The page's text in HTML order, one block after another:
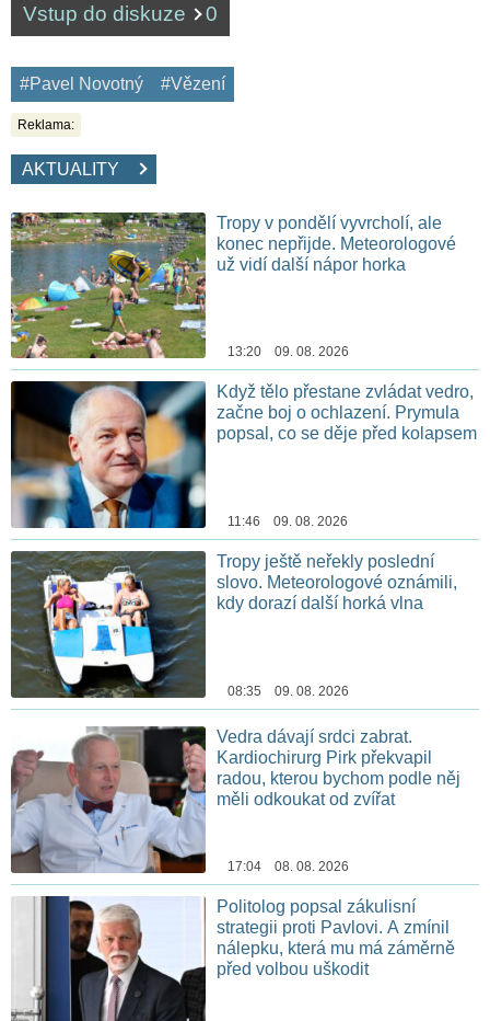
Vstup do diskuze 0
#Pavel Novotný #Vězení
Reklama:
AKTUALITY
Tropy v pondělí vyvrcholí, ale
konec nepřijde. Meteorologové
už vidí další nápor horka
13:20 09. 08. 2026
Když tělo přestane zvládat vedro,
začne boj o ochlazení. Prymula
popsal, co se děje před kolapsem
11:46 09. 08. 2026
Tropy ještě neřekly poslední
slovo. Meteorologové oznámili,
kdy dorazí další horká vlna
08:35 09. 08. 2026
Vedra dávají srdci zabrat.
Kardiochirurg Pirk překvapil
radou, kterou bychom podle něj
měli odkoukat od zvířat
17:04 08. 08. 2026
Politolog popsal zákulisní
strategii proti Pavlovi. A zmínil
nálepku, která mu má záměrně
před volbou uškodit